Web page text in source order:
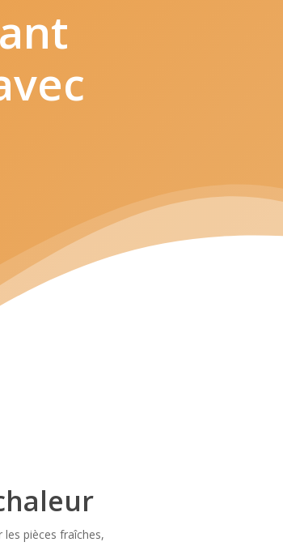
pièces fraîches,